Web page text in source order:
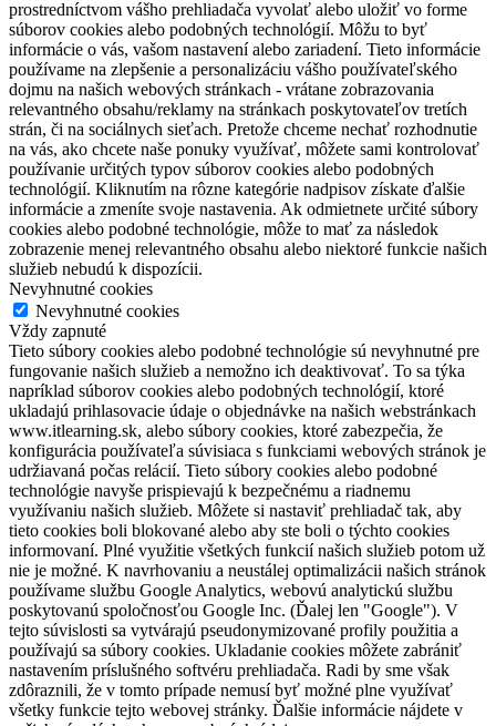
prostredníctvom vášho prehliadača vyvolať alebo uložiť vo forme
súborov cookies alebo podobných technológií. Môžu to byť
informácie o vás, vašom nastavení alebo zariadení. Tieto informácie
používame na zlepšenie a personalizáciu vášho používateľského
dojmu na našich webových stránkach - vrátane zobrazovania
relevantného obsahu/reklamy na stránkach poskytovateľov tretích
strán, či na sociálnych sieťach. Pretože chceme nechať rozhodnutie
na vás, ako chcete naše ponuky využívať, môžete sami kontrolovať
používanie určitých typov súborov cookies alebo podobných
technológií. Kliknutím na rôzne kategórie nadpisov získate ďalšie
informácie a zmeníte svoje nastavenia. Ak odmietnete určité súbory
cookies alebo podobné technológie, môže to mať za následok
zobrazenie menej relevantného obsahu alebo niektoré funkcie našich
služieb nebudú k dispozícii.
Nevyhnutné cookies
Nevyhnutné cookies
Vždy zapnuté
Tieto súbory cookies alebo podobné technológie sú nevyhnutné pre
fungovanie našich služieb a nemožno ich deaktivovať. To sa týka
napríklad súborov cookies alebo podobných technológií, ktoré
ukladajú prihlasovacie údaje o objednávke na našich webstránkach
www.itlearning.sk, alebo súbory cookies, ktoré zabezpečia, že
konfigurácia používateľa súvisiaca s funkciami webových stránok je
udržiavaná počas relácií. Tieto súbory cookies alebo podobné
technológie navyše prispievajú k bezpečnému a riadnemu
využívaniu našich služieb. Môžete si nastaviť prehliadač tak, aby
tieto cookies boli blokované alebo aby ste boli o týchto cookies
informovaní. Plné využitie všetkých funkcií našich služieb potom už
nie je možné. K navrhovaniu a neustálej optimalizácii našich stránok
používame službu Google Analytics, webovú analytickú službu
poskytovanú spoločnosťou Google Inc. (Ďalej len "Google"). V
tejto súvislosti sa vytvárajú pseudonymizované profily použitia a
používajú sa súbory cookies. Ukladanie cookies môžete zabrániť
nastavením príslušného softvéru prehliadača. Radi by sme však
zdôraznili, že v tomto prípade nemusí byť možné plne využívať
všetky funkcie tejto webovej stránky. Ďalšie informácie nájdete v